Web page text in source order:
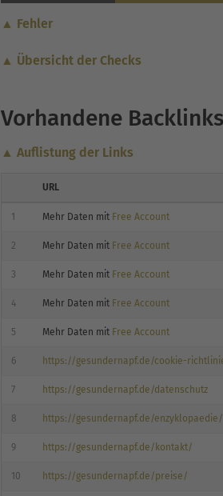
▲ Fehler
▲ Übersicht der Checks
Vorhandene Backlinks
▲ Auflistung der Links
URL
1 Mehr Daten mit Free Account
2 Mehr Daten mit Free Account
3 Mehr Daten mit Free Account
4 Mehr Daten mit Free Account
5 Mehr Daten mit Free Account
6 https://gesundernapf.de/cookie-
7 https://gesundernapf.de/datenschutz
8 https://gesundernapf.de/enzyklopaedie/
9 https://gesundernapf.de/kontakt/
10 https://gesundernapf.de/preise/